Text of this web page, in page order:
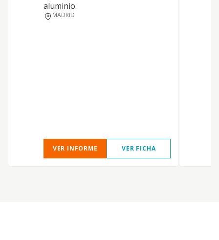
aluminio.
MADRID
VER INFORME VER FICHA